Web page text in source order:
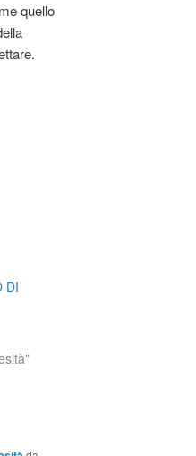
quello
DI